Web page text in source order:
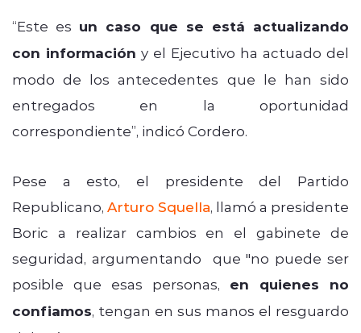
“Este es un caso que se está actualizando
con información y el Ejecutivo ha actuado del
modo de los antecedentes que le han sido
entregados en la oportunidad
correspondiente”, indicó Cordero.
Pese a esto, el presidente del Partido
Republicano, Arturo Squella, llamó a presidente
Boric a realizar cambios en el gabinete de
seguridad, argumentando que "no puede ser
posible que esas personas, en quienes no
confiamos, tengan en sus manos el resguardo